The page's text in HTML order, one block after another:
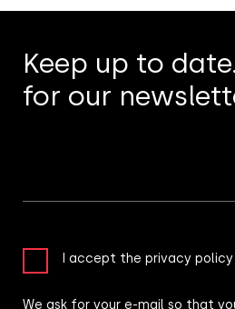
Keep up to
for our
I accept the privacy policy
We ask for your e-mail so that